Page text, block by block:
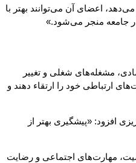
اعضای آن می‌توانند بهتر با
جامعه منجر می‌شود.»
مشغله‌های شغلی و تغییر
ارتباطی خود را ارتقاء دهند و
افزود: «پیشگیری بهتر از
مهارت‌های اجتماعی و رضایت